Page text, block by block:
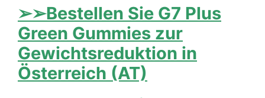
➢➢Bestellen Sie G7 Plus
Green Gummies zur
Gewichtsreduktion in
Österreich (AT)